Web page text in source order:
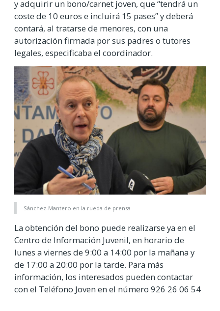
y adquirir un bono/carnet joven, que “tendrá un
coste de 10 euros e incluirá 15 pases” y deberá
contará, al tratarse de menores, con una
autorización firmada por sus padres o tutores
legales, especificaba el coordinador.
Sánchez-Mantero en la rueda de prensa
La obtención del bono puede realizarse ya en el
Centro de Información Juvenil, en horario de
lunes a viernes de 9:00 a 14:00 por la mañana y
de 17:00 a 20:00 por la tarde. Para más
información, los interesados pueden contactar
con el Teléfono Joven en el número 926 26 06 54